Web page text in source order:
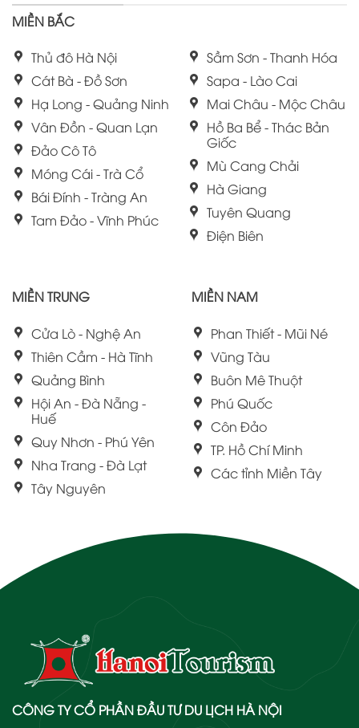
MIỀN BẮC
Thủ đô Hà Nội
Cát Bà - Đồ Sơn
Hạ Long - Quảng Ninh
Vân Đồn - Quan Lạn
Đảo Cô Tô
Móng Cái - Trà Cổ
Bái Đính - Tràng An
Tam Đảo - Vĩnh Phúc
Sầm Sơn - Thanh Hóa
Sapa - Lào Cai
Mai Châu - Mộc Châu
Hồ Ba Bể - Thác Bản
Giốc
Mù Cang Chải
Hà Giang
Tuyên Quang
Điện Biên
MIỀN TRUNG
Cửa Lò - Nghệ An
Thiên Cầm - Hà Tĩnh
Quảng Bình
Hội An - Đà Nẵng -
Huế
Quy Nhơn - Phú Yên
Nha Trang - Đà Lạt
Tây Nguyên
MIỀN NAM
Phan Thiết - Mũi Né
Vũng Tàu
Buôn Mê Thuột
Phú Quốc
Côn Đảo
TP. Hồ Chí Minh
Các tỉnh Miền Tây
CÔNG TY CỔ PHẦN ĐẦU TƯ DU LỊCH HÀ NỘI